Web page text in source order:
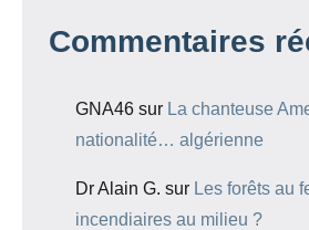
Commentaires
GNA46 sur La chanteuse
nationalité… algérienne
Dr Alain G. sur Les forêts au
incendiaires au milieu ?